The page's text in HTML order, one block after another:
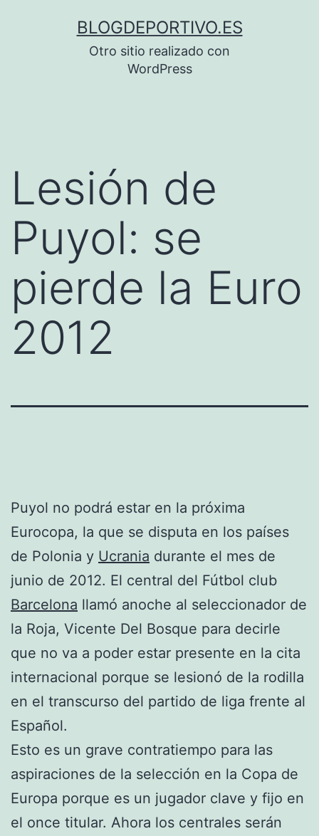
BLOGDEPORTIVO.ES
Otro sitio realizado con
WordPress
Lesión de
Puyol: se
pierde la Euro
2012
Puyol no podrá estar en la próxima
Eurocopa, la que se disputa en los países
de Polonia y Ucrania durante el mes de
junio de 2012. El central del Fútbol club
Barcelona llamó anoche al seleccionador de
la Roja, Vicente Del Bosque para decirle
que no va a poder estar presente en la cita
internacional porque se lesionó de la rodilla
en el transcurso del partido de liga frente al
Español.
Esto es un grave contratiempo para las
aspiraciones de la selección en la Copa de
Europa porque es un jugador clave y fijo en
el once titular. Ahora los centrales serán